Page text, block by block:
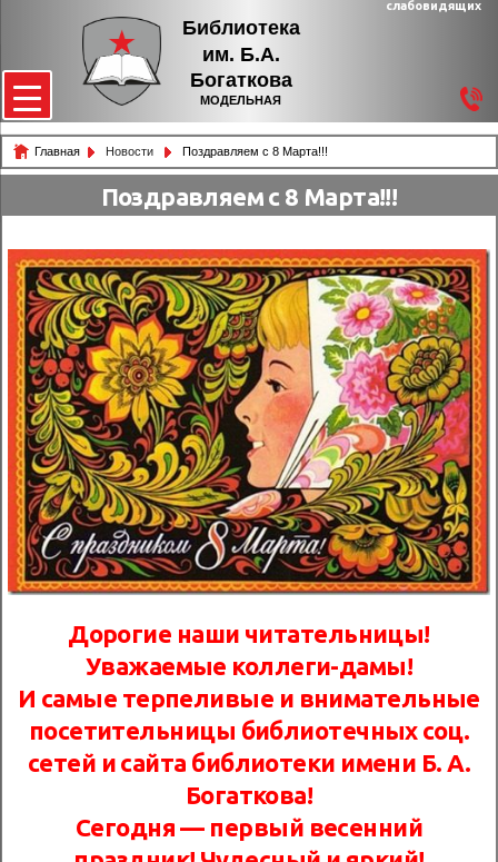
Библиотека
им. Б.А.
Богаткова
МОДЕЛЬНАЯ
слабовидящих
Главная Новости Поздравляем с 8 Марта!!!
Поздравляем с 8 Марта!!!
Дорогие наши читательницы!
Уважаемые коллеги-дамы!
И самые терпеливые и внимательные
посетительницы библиотечных соц.
сетей и сайта библиотеки имени Б. А.
Богаткова!
Сегодня — первый весенний